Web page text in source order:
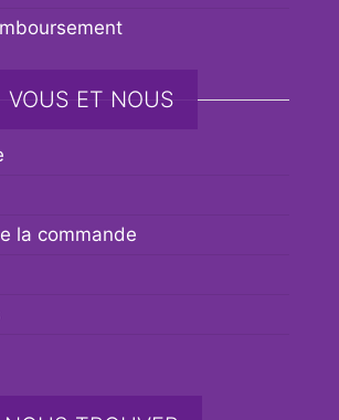
VOUS ET NOUS
la commande